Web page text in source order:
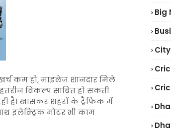
कम हो, माइलेज शानदार मिले
विकल्प साबित हो सकती
है। खासकर शहरों के ट्रैफिक में
इलेक्ट्रिक मोटर भी काम
Big